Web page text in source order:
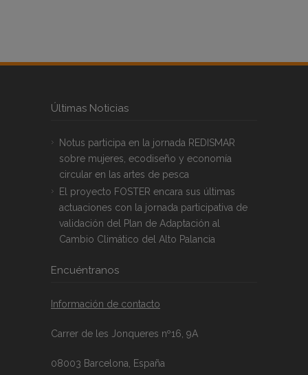
Últimas Noticias
Notus participa en la jornada REDISMAR
sobre mujeres, ecodiseño y economía
circular en las artes de pesca
El proyecto FOSTER encara sus últimas
actuaciones con la jornada participativa de
validación del Plan de Adaptación al
Cambio Climático del Alto Palancia
Encuéntranos
Información de contacto
Carrer de les Jonqueres nº16, 9A
08003 Barcelona, España